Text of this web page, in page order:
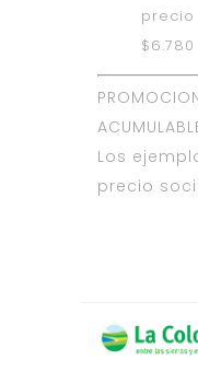
$6.780
Los
precio